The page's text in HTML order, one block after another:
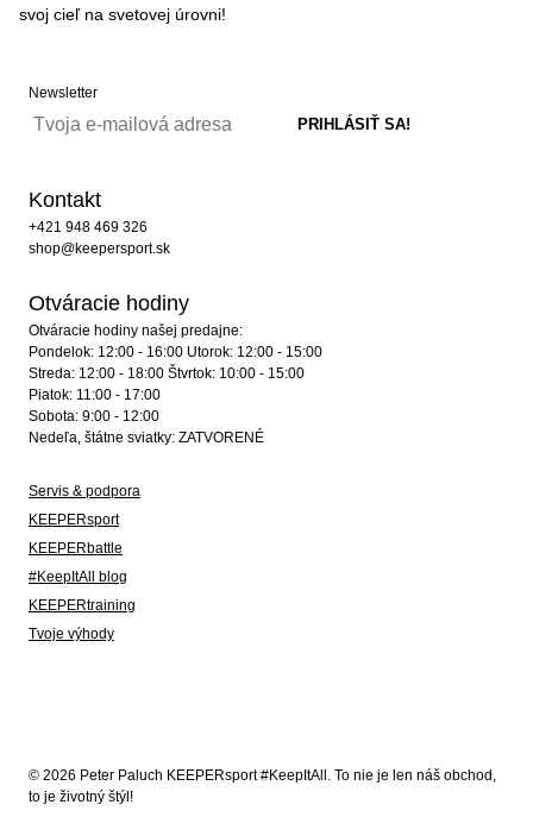
svoj cieľ na svetovej úrovni!
Newsletter
Kontakt
+421 948 469 326
shop@keepersport.sk
Otváracie hodiny
Otváracie hodiny našej predajne:
Pondelok: 12:00 - 16:00 Utorok: 12:00 - 15:00
Streda: 12:00 - 18:00 Štvrtok: 10:00 - 15:00
Piatok: 11:00 - 17:00
Sobota: 9:00 - 12:00
Nedeľa, štátne sviatky: ZATVORENÉ
Servis & podpora
KEEPERsport
KEEPERbattle
#KeepItAll blog
KEEPERtraining
Tvoje výhody
© 2026 Peter Paluch KEEPERsport #KeepItAll. To nie je len náš obchod,
to je životný štýl!